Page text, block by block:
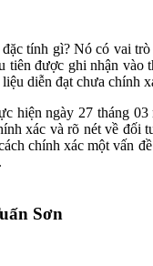
tính gì? Nó có vai
tiên được ghi nhận
diễn đạt chưa chính
hiện ngày 27 tháng
xác và rõ nét về đối
chính xác một vấn
Sơn